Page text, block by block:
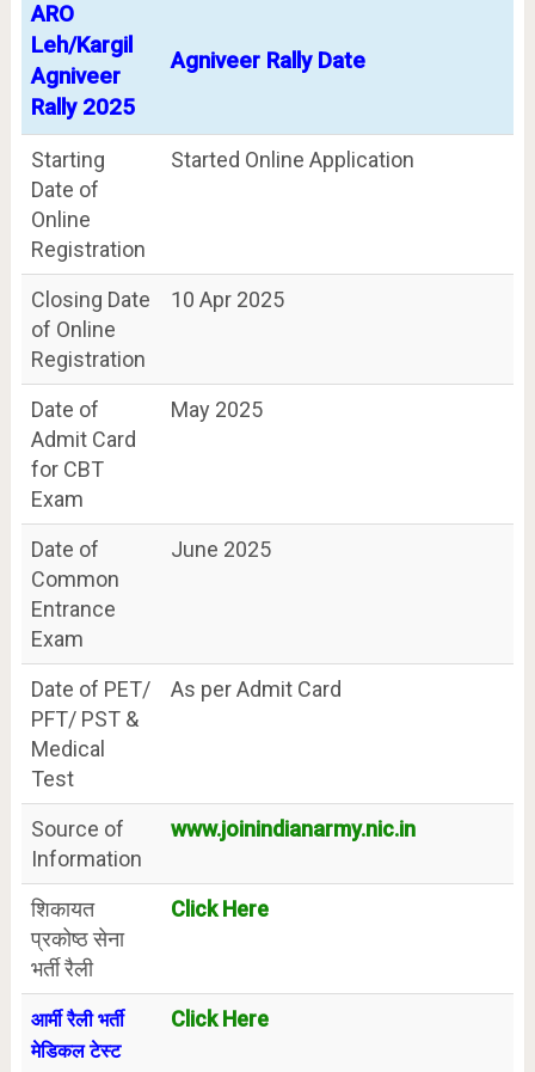
ARO
Leh/Kargil
Agniveer
Rally 2025
Agniveer Rally Date
Starting
Date of
Online
Registration
Started Online Application
Closing Date
of Online
Registration
10 Apr 2025
Date of
Admit Card
for CBT
Exam
May 2025
Date of
Common
Entrance
Exam
June 2025
Date of PET/
PFT/ PST &
Medical
Test
As per Admit Card
Source of
Information
www.joinindianarmy.nic.in
शिकायत
प्रकोष्ठ सेना
भर्ती रैली
Click Here
आर्मी रैली भर्ती
मेडिकल टेस्ट
Click Here